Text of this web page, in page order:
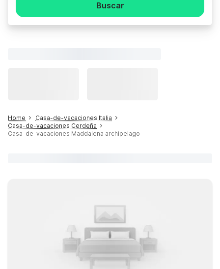
Buscar
Home
Casa-de-vacaciones Italia
Casa-de-vacaciones Cerdeña
Casa-de-vacaciones Maddalena archipelago